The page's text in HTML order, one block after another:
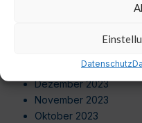
Datenschutz
Januar 2024
Dezember 2023
November 2023
Oktober 2023